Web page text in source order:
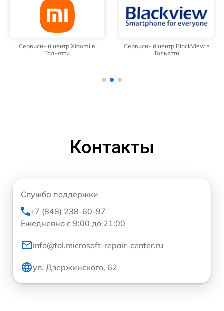
Сервисный центр Xiaomi в
Тольятти
Сервисный центр BlackView в
Тольятти
Контакты
Служба поддержки
+7 (848) 238-60-97
Ежедневно с 9:00 до 21:00
info@tol.microsoft-repair-center.ru
ул. Дзержинского, 62